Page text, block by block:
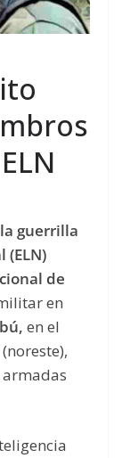
guerrilla
(ELN)
de
en
en el